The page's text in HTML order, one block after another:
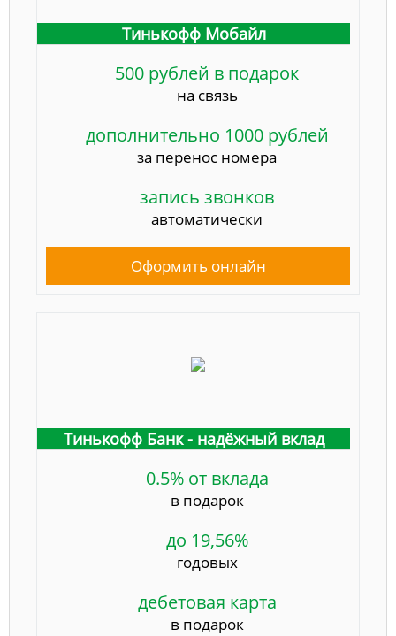
Тинькофф Мобайл
500 рублей в подарок
на связь
дополнительно 1000 рублей
за перенос номера
запись звонков
автоматически
Оформить онлайн
Тинькофф Банк - надёжный вклад
0.5% от вклада
в подарок
до 19,56%
годовых
дебетовая карта
в подарок